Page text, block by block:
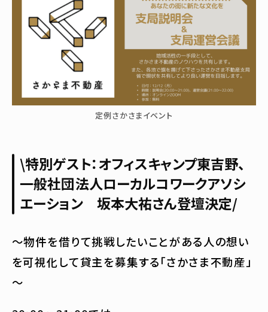
定例さかさまイベント
\特別ゲスト：オフィスキャンプ東吉野、
一般社団法人ローカルコワークアソシ
エーション 坂本大祐さん登壇決定/
～物件を借りて挑戦したいことがある人の想い
を可視化して貸主を募集する「さかさま不動産」
～